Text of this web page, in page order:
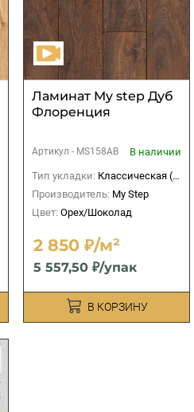
Ламинат My step Дуб
Флоренция
Артикул - MS158AB
В наличии
Тип укладки: Классическая (прямая)
Производитель: My Step
Цвет: Орех/Шоколад
2 850 ₽/м²
5 557,50 ₽/упак
В КОРЗИНУ